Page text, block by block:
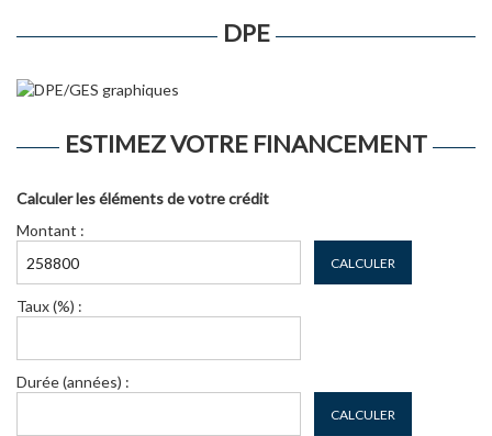
DPE
ESTIMEZ VOTRE FINANCEMENT
Calculer les éléments de votre crédit
Montant :
CALCULER
Taux (%) :
Durée (années) :
CALCULER